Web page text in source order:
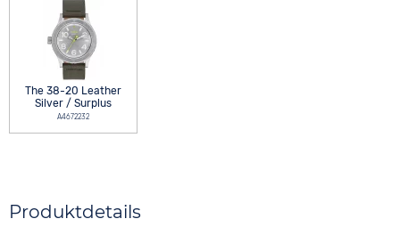
The 38-20 Leather
Silver / Surplus
A4672232
Produktdetails